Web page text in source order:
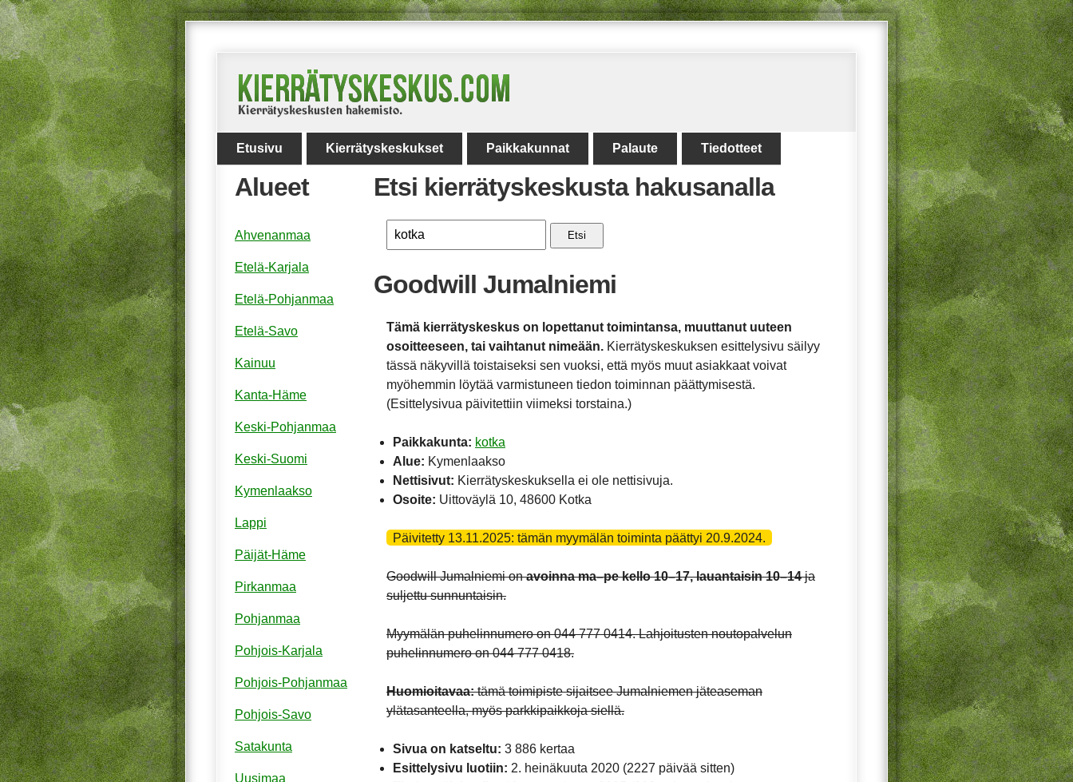
Etusivu Kierrätyskeskukset Paikkakunnat Palaute Tiedotteet
Etsi kierrätyskeskusta hakusanalla
Etsi
Goodwill Jumalniemi
Tämä kierrätyskeskus on lopettanut toimintansa, muuttanut uuteen
osoitteeseen, tai vaihtanut nimeään. Kierrätyskeskuksen esittelysivu säilyy
tässä näkyvillä toistaiseksi sen vuoksi, että myös muut asiakkaat voivat
myöhemmin löytää varmistuneen tiedon toiminnan päättymisestä.
(Esittelysivua päivitettiin viimeksi torstaina.)
Paikkakunta: kotka
Alue: Kymenlaakso
Nettisivut: Kierrätyskeskuksella ei ole nettisivuja.
Osoite: Uittoväylä 10, 48600 Kotka
Päivitetty 13.11.2025: tämän myymälän toiminta päättyi 20.9.2024.
Goodwill Jumalniemi onavoinna ma–pe kello 10–17, lauantaisin 10–14ja
suljettu sunnuntaisin.
Myymälän puhelinnumero on 044 777 0414. Lahjoitusten noutopalvelun
puhelinnumero on 044 777 0418.
Huomioitavaa:tämä toimipiste sijaitsee Jumalniemen jäteaseman
ylätasanteella, myös parkkipaikkoja siellä.
Sivua on katseltu: 3 886 kertaa
Esittelysivu luotiin: 2. heinäkuuta 2020 (2227 päivää sitten)
Alueet
Ahvenanmaa
Etelä-Karjala
Etelä-Pohjanmaa
Etelä-Savo
Kainuu
Kanta-Häme
Keski-Pohjanmaa
Keski-Suomi
Kymenlaakso
Lappi
Päijät-Häme
Pirkanmaa
Pohjanmaa
Pohjois-Karjala
Pohjois-Pohjanmaa
Pohjois-Savo
Satakunta
Uusimaa